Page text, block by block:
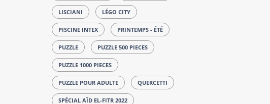
LISCIANI LÉGO CITY
PISCINE INTEX PRINTEMPS - ÉTÉ
PUZZLE PUZZLE 500 PIECES
PUZZLE 1000 PIECES
PUZZLE POUR ADULTE QUERCETTI
SPÉCIAL AÏD EL-FITR 2022